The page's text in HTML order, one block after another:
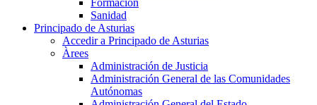
Formación
Sanidad
Principado de Asturias
Accedir a Principado de Asturias
Àrees
Administración de Justicia
Administración General de las Comunidades
Autónomas